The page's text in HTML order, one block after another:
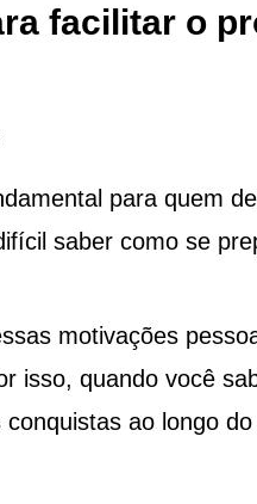
facilitar o
para quem
saber como se
motivações
isso, quando você
ao longo